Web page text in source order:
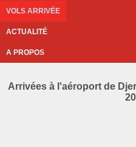
VOLS ARRIVÉE
ACTUALITÉ
A PROPOS
Arrivées à l'aéroport de